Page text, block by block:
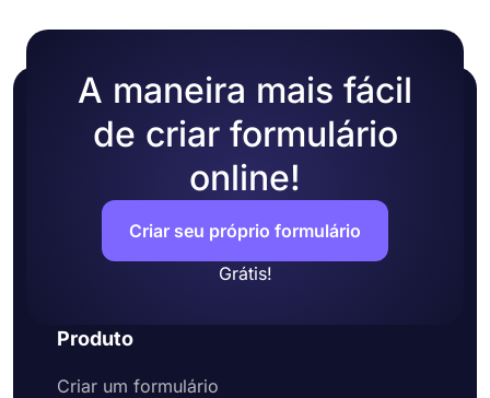
A maneira mais fácil
de criar formulário
online!
Criar seu próprio formulário
Grátis!
Produto
Criar um formulário